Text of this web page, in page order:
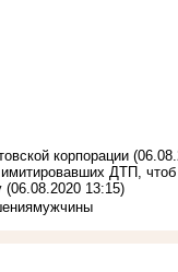
корпорации
ДТП,
(06.08.2020 13:15)
мужчины